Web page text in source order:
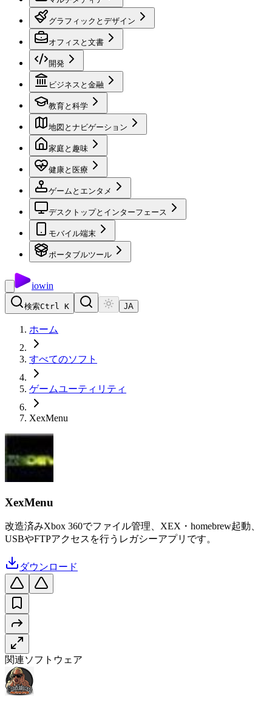
グラフィックとデザイン
オフィスと文書
開発
ビジネスと金融
教育と科学
地図とナビゲーション
家庭と趣味
健康と医療
ゲームとエンタメ
デスクトップとインターフェース
モバイル端末
ポータブルツール
iowin
検索Ctrl K JA
ホーム
すべてのソフト
ゲームユーティリティ
XexMenu
XexMenu
改造済みXbox 360でファイル管理、XEX・homebrew起動、
USBやFTPアクセスを行うレガシーアプリです。
ダウンロード
関連ソフトウェア